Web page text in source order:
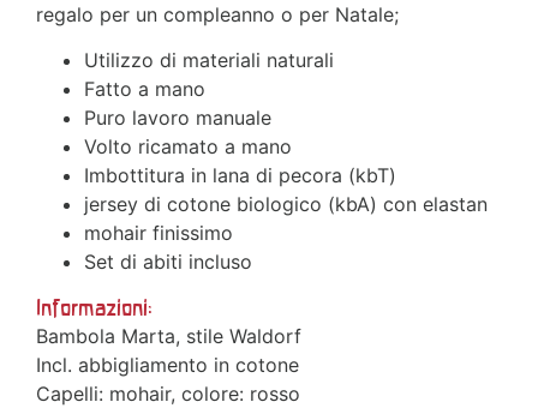
regalo per un compleanno o per Natale;
Utilizzo di materiali naturali
Fatto a mano
Puro lavoro manuale
Volto ricamato a mano
Imbottitura in lana di pecora (kbT)
jersey di cotone biologico (kbA) con elastan
mohair finissimo
Set di abiti incluso
Informazioni:
Bambola Marta, stile Waldorf
Incl. abbigliamento in cotone
Capelli: mohair, colore: rosso